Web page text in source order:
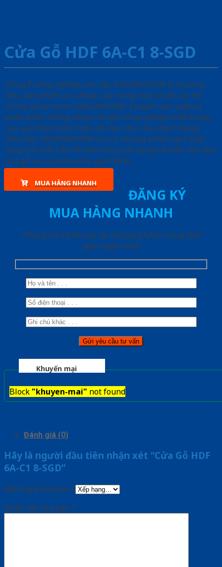
Cửa Gỗ HDF 6A-C1 8-SGD
Cửa gỗ công nghiệp cao cấp SAIGONDOOR là thương
hiệu sản phẩm các dòng cửa trong một chuỗi các hệ
thống Showroom SAIGONDOOR. Chuyên sản xuất và
phân phối những dòng cửa gỗ công nghiệp chất lượng
cao, giá thành phù hợp với mọi nhu cầu khách hàng.
Trên hết, SAIGONDOOR còn có những chính sách bán
hàng ƯU ĐÃI CAO đi kèm với sự đa dạng về mẫu mã, loại
cửa gỗ và cả phân khúc giá thành.
MUA HÀNG NHANH
ĐĂNG KÝ
MUA HÀNG NHANH
Chúng tôi sẽ liên lạc lại với quý khách trong thời
gian ngắn nhất
Khuyến mại
Block "khuyen-mai" not found
Đánh giá (0)
Hãy là người đầu tiên nhận xét “Cửa Gỗ HDF
6A-C1 8-SGD”
Đánh giá của bạn *
Nhận xét của bạn *